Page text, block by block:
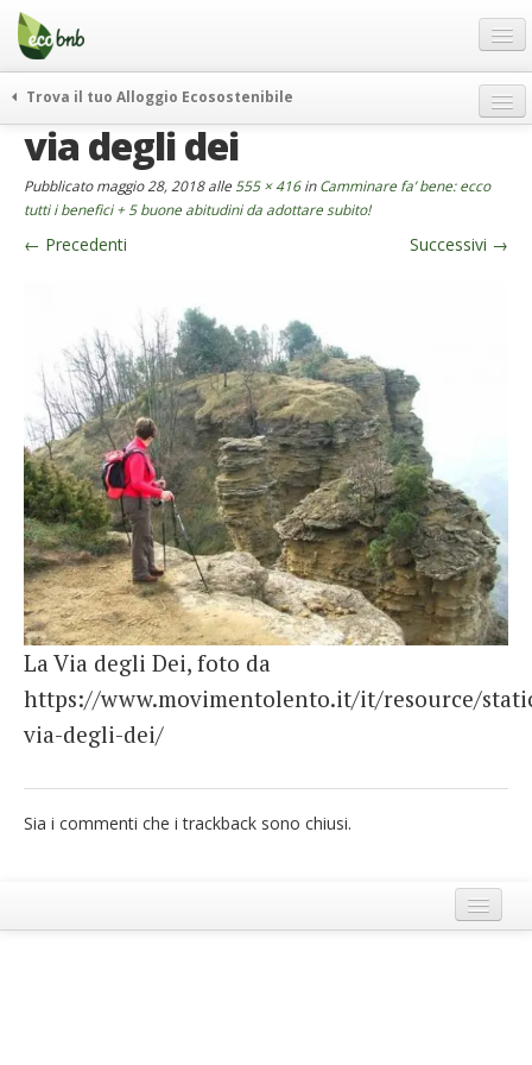
Menu
Salta
contenuto
Offerte Speciali
Regali
FAQ
Chi Siamo
Contatti
Italiano
German
English
Spanish
French
Italiano
Trova il tuo Alloggio Ecosostenibile
weekend green
curiosità
vivere e viaggiare verde
rassegna stampa
via degli dei
Pubblicatomaggio 28, 2018alle 555 × 416inCamminare fa’ bene: ecco
tutti i benefici + 5 buone abitudini da adottare subito!
← Precedenti Successivi →
La Via degli Dei, foto da
https://www.movimentolento.it/it/resource/
via-degli-dei/
Sia i commenti che i trackback sono chiusi.